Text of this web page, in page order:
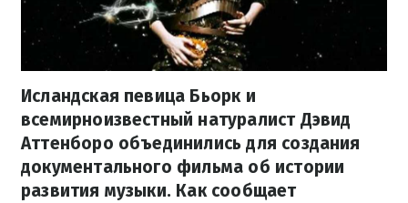
Исландская певица Бьорк и
всемирноизвестный натуралист Дэвид
Аттенборо объединились для создания
документального фильма об истории
развития музыки. Как сообщает